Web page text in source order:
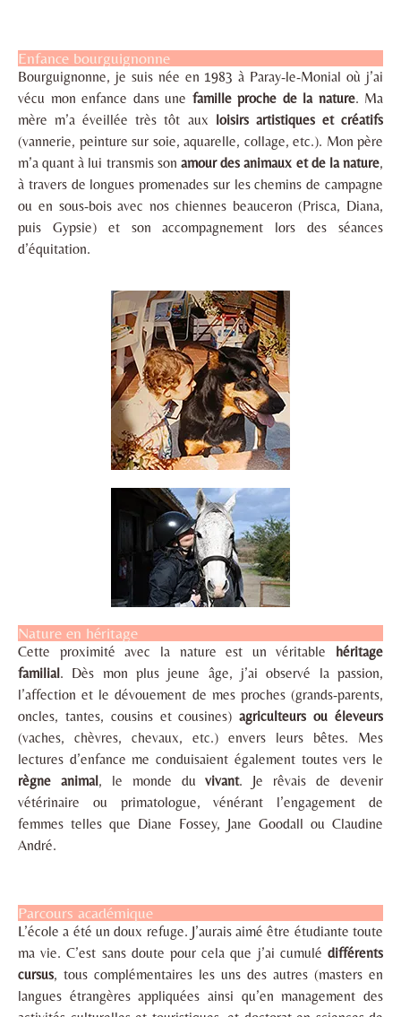
Enfance bourguignonne
Bourguignonne, je suis née en 1983 à Paray-le-Monial où j’ai
vécu mon enfance dans une famille proche de la nature. Ma
mère m’a éveillée très tôt aux loisirs artistiques et créatifs
(vannerie, peinture sur soie, aquarelle, collage, etc.). Mon père
m’a quant à lui transmis son amour des animaux et de la nature,
à travers de longues promenades sur les chemins de campagne
ou en sous-bois avec nos chiennes beauceron (Prisca, Diana,
puis Gypsie) et son accompagnement lors des séances
d’équitation.
Nature en héritage
Cette proximité avec la nature est un véritable héritage
familial. Dès mon plus jeune âge, j’ai observé la passion,
l’affection et le dévouement de mes proches (grands-parents,
oncles, tantes, cousins et cousines)agriculteurs ou éleveurs
(vaches, chèvres, chevaux, etc.) envers leurs bêtes. Mes
lectures d’enfance me conduisaient également toutes vers le
règne animal, le monde duvivant. Je rêvais de devenir
vétérinaire ou primatologue, vénérant l’engagement de
femmes telles que Diane Fossey, Jane Goodall ou Claudine
André.
Parcours académique
L’école a été un doux refuge. J’aurais aimé être étudiante toute
ma vie. C’est sans doute pour cela que j’ai cumulé différents
cursus, tous complémentaires les uns des autres (masters en
langues étrangères appliquées ainsi qu’en management des